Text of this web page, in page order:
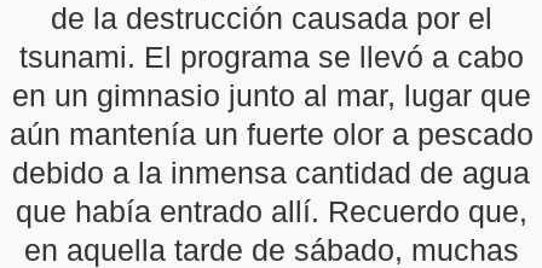
de la destrucción causada por el
tsunami. El programa se llevó a cabo
en un gimnasio junto al mar, lugar que
aún mantenía un fuerte olor a pescado
debido a la inmensa cantidad de agua
que había entrado allí. Recuerdo que,
en aquella tarde de sábado, muchas